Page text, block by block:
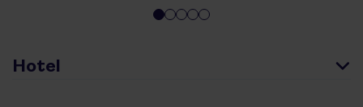
Hotel